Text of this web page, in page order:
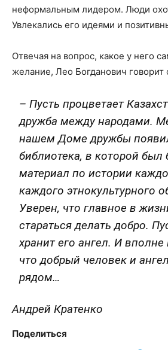
неформальным лидером. Люди
Увлекались его идеями и
Отвечая на вопрос, какое у него
желание, Лео Богданович
– Пусть процветает
дружба между народами.
нашем Доме дружбы
библиотека, в которой был
материал по истории
каждого этнокультурного
Уверен, что главное в
стараться делать добро.
хранит его ангел. И
что добрый человек и
рядом…
Андрей Кратенко
Поделиться